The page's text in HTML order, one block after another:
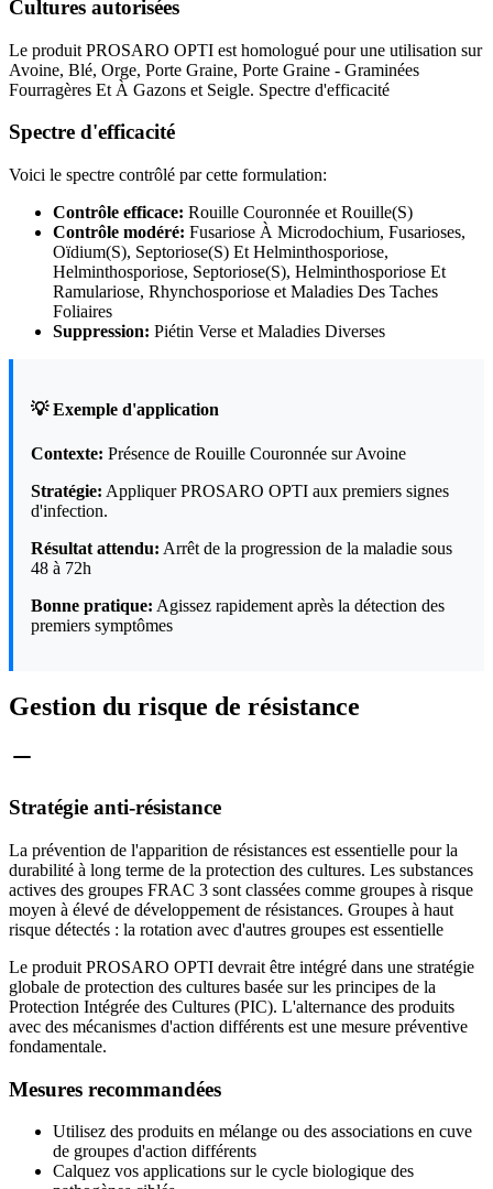
Cultures autorisées
Le produit PROSARO OPTI est homologué pour une utilisation sur
Avoine, Blé, Orge, Porte Graine, Porte Graine - Graminées
Fourragères Et À Gazons et Seigle. Spectre d'efficacité
Spectre d'efficacité
Voici le spectre contrôlé par cette formulation:
Contrôle efficace: Rouille Couronnée et Rouille(S)
Contrôle modéré: Fusariose À Microdochium, Fusarioses,
Oïdium(S), Septoriose(S) Et Helminthosporiose,
Helminthosporiose, Septoriose(S), Helminthosporiose Et
Ramulariose, Rhynchosporiose et Maladies Des Taches
Foliaires
Suppression: Piétin Verse et Maladies Diverses
💡 Exemple d'application
Contexte: Présence de Rouille Couronnée sur Avoine
Stratégie: Appliquer PROSARO OPTI aux premiers signes
d'infection.
Résultat attendu: Arrêt de la progression de la maladie sous
48 à 72h
Bonne pratique: Agissez rapidement après la détection des
premiers symptômes
Gestion du risque de résistance
Stratégie anti-résistance
La prévention de l'apparition de résistances est essentielle pour la
durabilité à long terme de la protection des cultures. Les substances
actives des groupes FRAC 3 sont classées comme groupes à risque
moyen à élevé de développement de résistances. Groupes à haut
risque détectés : la rotation avec d'autres groupes est essentielle
Le produit PROSARO OPTI devrait être intégré dans une stratégie
globale de protection des cultures basée sur les principes de la
Protection Intégrée des Cultures (PIC). L'alternance des produits
avec des mécanismes d'action différents est une mesure préventive
fondamentale.
Mesures recommandées
Utilisez des produits en mélange ou des associations en cuve
de groupes d'action différents
Calquez vos applications sur le cycle biologique des